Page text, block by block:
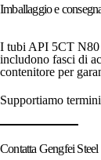
Imballaggio e
I tubi API 5CT N80
includono fasci di
contenitore per
Supportiamo
Contatta Gengfei Steel